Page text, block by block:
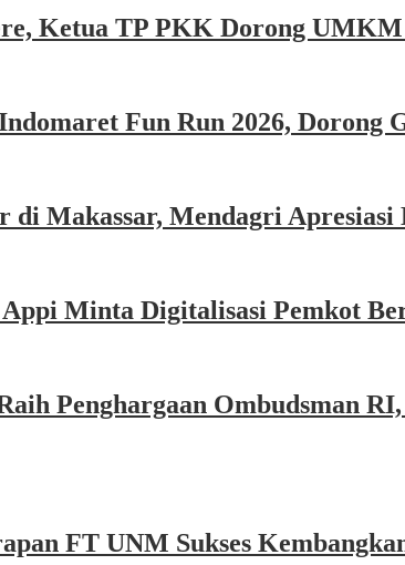
Ketua TP PKK Dorong
Fun Run 2026, Dorong
di Makassar, Mendagri
Minta Digitalisasi Pemkot
Penghargaan Ombudsman
FT UNM Sukses